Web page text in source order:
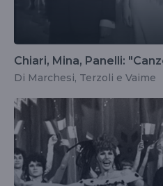
Chiari, Mina, Panelli:
Di Marchesi, Terzoli e Vaime